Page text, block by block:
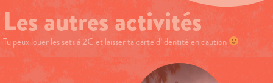
Les autres activités
Tu peux louer les sets à 2€ et laisser ta carte d’identité en caution